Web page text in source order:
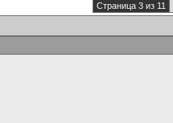
Страница 3 из 11